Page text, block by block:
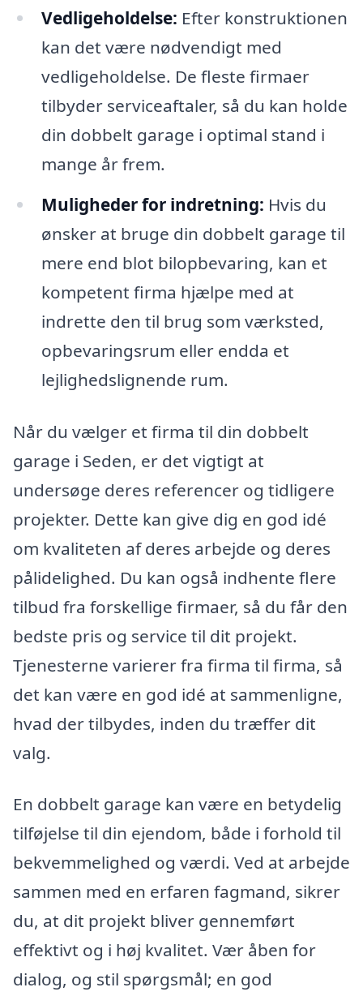
Vedligeholdelse: Efter konstruktionen
kan det være nødvendigt med
vedligeholdelse. De fleste firmaer
tilbyder serviceaftaler, så du kan holde
din dobbelt garage i optimal stand i
mange år frem.
Muligheder for indretning: Hvis du
ønsker at bruge din dobbelt garage til
mere end blot bilopbevaring, kan et
kompetent firma hjælpe med at
indrette den til brug som værksted,
opbevaringsrum eller endda et
lejlighedslignende rum.
Når du vælger et firma til din dobbelt
garage i Seden, er det vigtigt at
undersøge deres referencer og tidligere
projekter. Dette kan give dig en god idé
om kvaliteten af deres arbejde og deres
pålidelighed. Du kan også indhente flere
tilbud fra forskellige firmaer, så du får den
bedste pris og service til dit projekt.
Tjenesterne varierer fra firma til firma, så
det kan være en god idé at sammenligne,
hvad der tilbydes, inden du træffer dit
valg.
En dobbelt garage kan være en betydelig
tilføjelse til din ejendom, både i forhold til
bekvemmelighed og værdi. Ved at arbejde
sammen med en erfaren fagmand, sikrer
du, at dit projekt bliver gennemført
effektivt og i høj kvalitet. Vær åben for
dialog, og stil spørgsmål; en god